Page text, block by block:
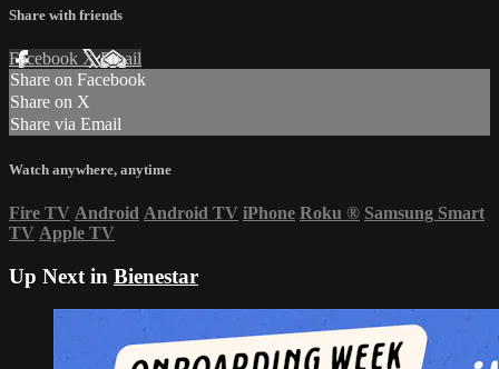
Share with friends
Facebook XEmail
Share on Facebook
Share on X
Share via Email
Watch anywhere, anytime
Fire TV Android Android TV iPhone Roku ® Samsung Smart
TV Apple TV
Up Next in Bienestar